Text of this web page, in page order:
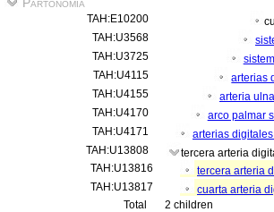
TAH:E10200
TAH:U3568
TAH:U3725
TAH:U4115
arterias
TAH:U4155
arteria
TAH:U4170
arco palmar
TAH:U4171
arterias
TAH:U13808
tercera arteria
TAH:U13816
tercera arteria
TAH:U13817
cuarta arteria
Total
2 children